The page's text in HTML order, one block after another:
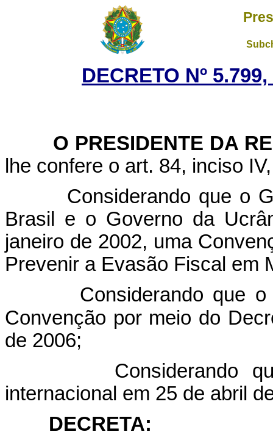
DECRETO Nº
O PRESIDENTE DA
lhe confere o art. 84, inciso
Considerando que o
Brasil e o Governo da
janeiro de 2002, uma
Prevenir a Evasão Fiscal em
Considerando que o
Convenção por meio do
de 2006;
Considerando que a
internacional em 25 de abril
DECRETA: